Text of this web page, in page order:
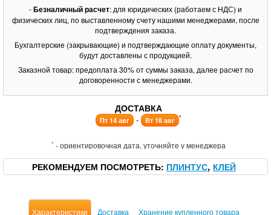
-Безналичный расчет: для юридических (работаем с НДС) и
физических лиц, по выставленному счету нашими менеджерами, после
подтверждения заказа.
Бухгалтерские (закрывающие) и подтверждающие оплату документы,
будут доставлены с продукцией.
Заказной товар: предоплата 30% от суммы заказа, далее расчет по
договоренности с менеджерами.
ДОСТАВКА
Пт 14 авг - Вт 18 авг *
* - ориентировочная дата, уточняйте у менеджера
РЕКОМЕНДУЕМ ПОСМОТРЕТЬ ПЛИНТУС КЛЕЙ
Характеристики Доставка Хранение купленного товара